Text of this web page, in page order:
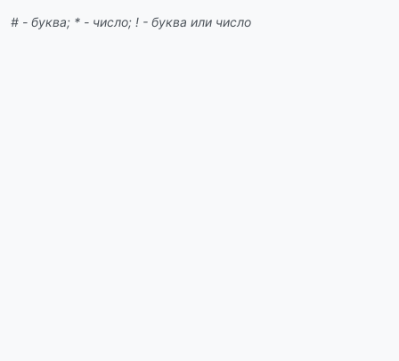
# - буква; * - число; ! - буква или число